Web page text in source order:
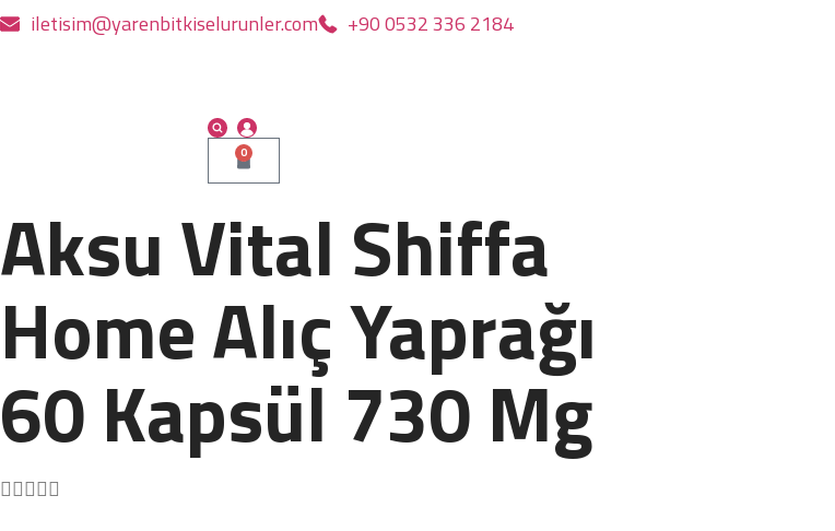
iletisim@yarenbitkiselurunler.com +90 0532 336 2184
0
Aksu Vital Shiffa
Home Alıç Yaprağı
60 Kapsül 730 Mg
